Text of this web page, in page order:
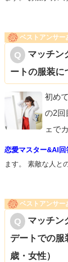
ベストアンサー
マッチン
ートの服装に
初め
の2回
ェで
恋愛マスター&AI回
ます。 素敵な人と
ベストアンサー
マッチン
デートでの服
歳・女性）